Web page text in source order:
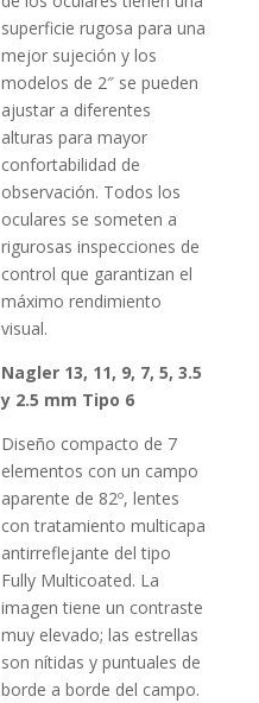
superficie rugosa para una
mejor sujeción y los
modelos de 2″ se pueden
ajustar a diferentes
alturas para mayor
confortabilidad de
observación. Todos los
oculares se someten a
rigurosas inspecciones de
control que garantizan el
máximo rendimiento
visual.
Nagler 13, 11, 9, 7, 5, 3.5
y 2.5 mm Tipo 6
Diseño compacto de 7
elementos con un campo
aparente de 82º, lentes
con tratamiento multicapa
antirreflejante del tipo
Fully Multicoated. La
imagen tiene un contraste
muy elevado; las estrellas
son nítidas y puntuales de
borde a borde del campo.